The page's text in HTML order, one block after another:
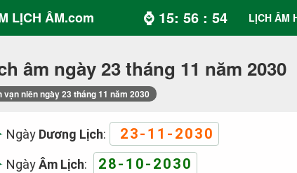
LỊCH ÂM.com ⌚ 15: 56 : 54 LỊCH ÂM
âm ngày 23 tháng 11 năm 2030
vạn niên ngày 23 tháng 11 năm 2030
Ngày Dương Lịch: 23-11-2030
NgàyÂm Lịch: 28-10-2030